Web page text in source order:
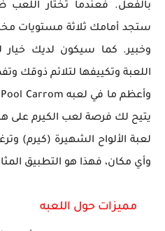
بالفعل. فعندما تختار اللعب
ستجد أمامك ثلاثة مستويات
وخبير. كما سيكون لديك
اللعبة وتكييفها لتلائم ذوقك
يتيح لك فرصة لعب الكيرم على
لعبة الألواح الشهيرة (كيرم)
وأي مكان، فهذا هو التطبيق
مميزات حول اللعبه